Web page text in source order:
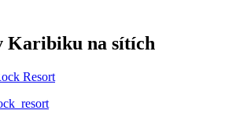
Karibiku na sítích
Resort